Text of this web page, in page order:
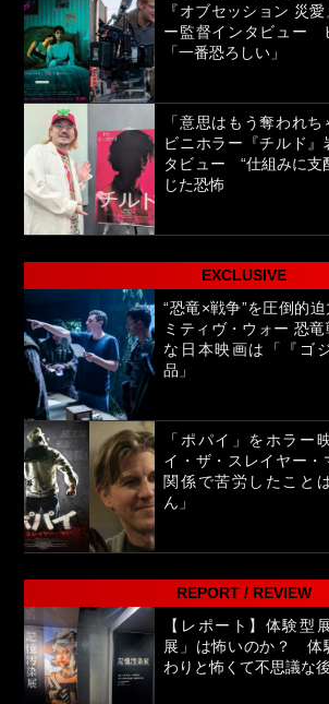
『オブセッション 災
ー監督インタビュー
「一番恐ろしい」
「意思はもう奪われ
ビニホラー『チルド
タビュー “仕組みに支
じた恐怖
EXCLUSIVE
“恐竜×戦争”を圧倒的
ミティヴ・ウォー 恐
な日本映画は「『ゴ
品」
「ポパイ」をホラー
イ・ザ・スレイヤー・
関係で苦労したこと
ん」
REPORT / REVIEW
【レポート】体験型
展」は怖いのか？ 体
わりと怖くて不思議な後